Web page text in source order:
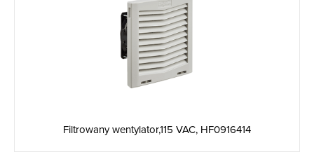
Filtrowany wentylator,115 VAC, HF0916414